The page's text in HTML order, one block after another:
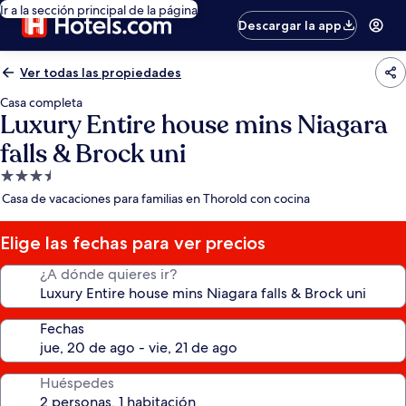
Ir a la sección principal de la página
Descargar la app
Ver todas las propiedades
Casa completa
Luxury Entire house mins Niagara
falls & Brock uni
Propiedad
de
estrellas
Casa de vacaciones para familias en Thorold con cocina
Elige las fechas para ver precios
¿A dónde quieres ir?
Fechas
Huéspedes